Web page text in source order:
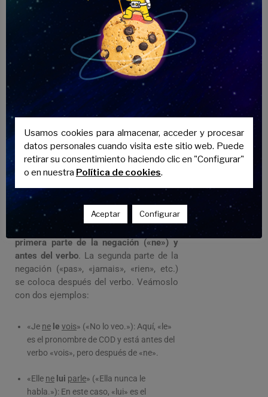
acheter.» («Debe comprarlos.»). En este
caso, «les» es el pronombre de objeto
directo y está antes del infinitivo
«acheter», no del verbo auxiliar «doit».
Construcción de infinitivo: «Je vais lui
parler.» («Voy a hablarle.»). Aquí, «lui» es
el pronombre de objeto indirecto y se
coloca antes del infinitivo «parler», no del
verbo auxiliar «vais».
Negativa de los pronombres
complemento
En las oraciones negativas, los
pronombres de complemento de objeto
directo (COD) y complemento de objeto
indirecto (COI)
se colocan después de la
primera parte de la negación («ne») y
antes del verbo. La segunda parte de la
negación («pas», «jamais», «rien», etc.)
se coloca después del verbo. Veámoslo
con dos ejemplos:
«Je ne le vois» («No lo veo.»): Aquí, «le»
es el pronombre de COD y está antes del
verbo «vois», pero después de «ne».
«Elle ne lui parle» («Ella nunca le
habla.»): En este caso, «lui» es el
Usamos cookies para almacenar, acceder y procesar
datos personales cuando visita este sitio web. Puede
retirar su consentimiento haciendo clic en "Configurar"
o en nuestra Política de cookies.
Aceptar Configurar